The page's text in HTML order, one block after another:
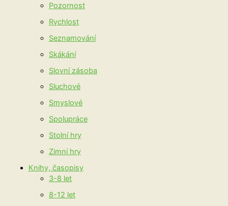
Pozornost
Rychlost
Seznamování
Skákání
Slovní zásoba
Sluchové
Smyslové
Spolupráce
Stolní hry
Zimní hry
Knihy, časopisy
3-8 let
8-12 let